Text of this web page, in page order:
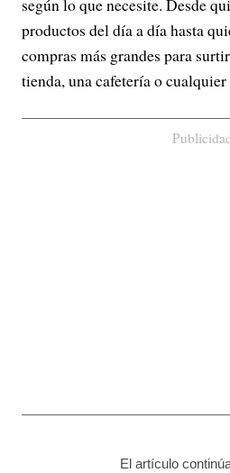
según lo que necesite. Desde
productos del día a día hasta
compras más grandes para
tienda, una cafetería o
El artículo